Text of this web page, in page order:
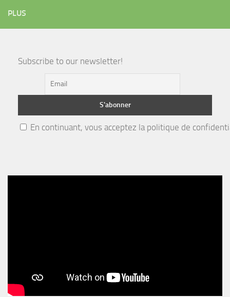
PLUS
Subscribe to our newsletter!
En continuant, vous acceptez la politique de